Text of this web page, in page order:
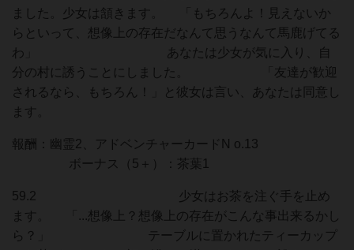
ました。少女は頷きます。 「もちろんよ！見えないか
らといって、想像上の存在だなんて思うなんて馬鹿げてる
わ」 あなたは少女が気に入り、自
分の村に誘うことにしました。 「友達が歓迎
されるなら、もちろん！」と彼女は言い、あなたは同意し
ます。
報酬：幽霊2、アドベンチャーカードN o.13
ボーナス（5＋）：茶葉1
59.2 少女はお茶を注ぐ手を止め
ます。 「...想像上？想像上の存在がこんな事出来るかし
ら？」 テーブルに置かれたティーカップ